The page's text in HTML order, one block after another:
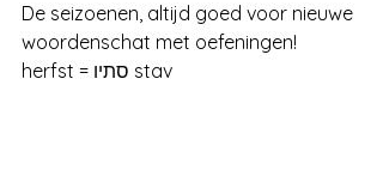
De seizoenen, altijd goed voor nieuwe
woordenschat met oefeningen!
herfst = סתיו stav